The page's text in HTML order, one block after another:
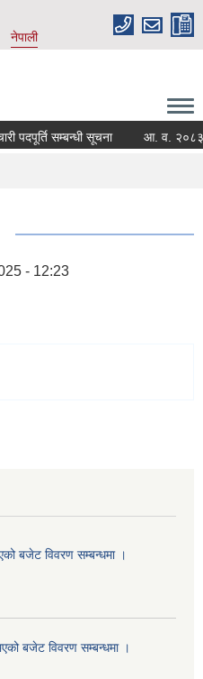
नेपाली
पदपूर्ति सम्बन्धी सूचना आ. व. २०८३/८४
- 12:23
बजेट विवरण सम्बन्धमा ।
बजेट विवरण सम्बन्धमा ।